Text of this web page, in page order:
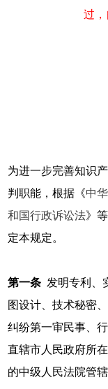
过，
为进一步完善知识
判职能，根据《中
和国行政诉讼法》
定本规定。
第一条 发明专利、
图设计、技术秘密
纠纷第一审民事、
直辖市人民政府所
的中级人民法院管辖